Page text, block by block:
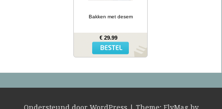
brood met het
fougasse, naanbrood,
hamburgerbroodjes,
kaneelbollen, wafels en
panettone. Naast de 77
hoe je het deeg moet
Bakken met desem
€ 29.99